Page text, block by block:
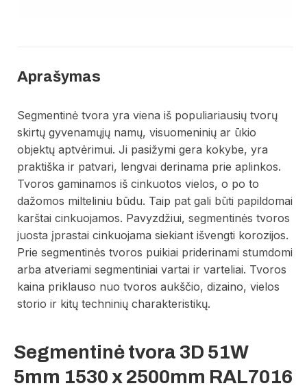
Aprašymas
Segmentinė tvora yra viena iš populiariausių tvorų
skirtų gyvenamųjų namų, visuomeninių ar ūkio
objektų aptvėrimui. Ji pasižymi gera kokybe, yra
praktiška ir patvari, lengvai derinama prie aplinkos.
Tvoros gaminamos iš cinkuotos vielos, o po to
dažomos milteliniu būdu. Taip pat gali būti papildomai
karštai cinkuojamos. Pavyzdžiui, segmentinės tvoros
juosta įprastai cinkuojama siekiant išvengti korozijos.
Prie segmentinės tvoros puikiai priderinami stumdomi
arba atveriami segmentiniai vartai ir varteliai. Tvoros
kaina priklauso nuo tvoros aukščio, dizaino, vielos
storio ir kitų techninių charakteristikų.
Segmentinė tvora 3D 51W
5mm 1530 x 2500mm RAL7016